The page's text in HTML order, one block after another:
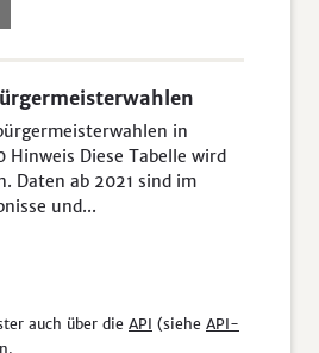
in
Diese Tabelle wird
Daten ab 2021 sind im
und...
auch über die API (siehe API-